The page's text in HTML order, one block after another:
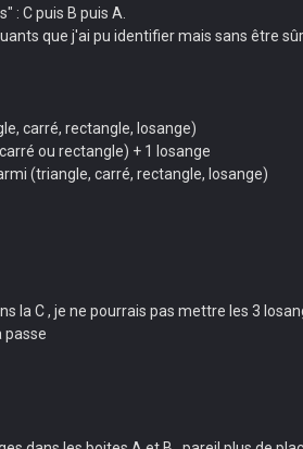
: C puis B puis A.
que j'ai pu identifier mais sans être
carré, rectangle, losange)
ou rectangle) + 1 losange
(triangle, carré, rectangle, losange)
la C , je ne pourrais pas mettre les 3
passe